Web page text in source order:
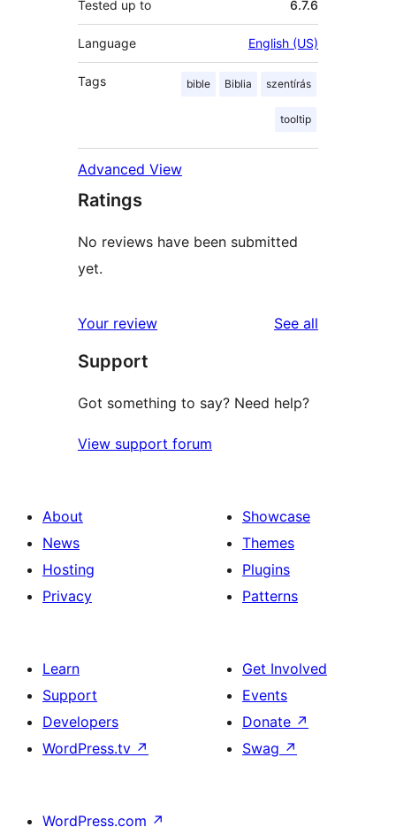
Tested up to 6.7.6
Language English (US)
Tags bible Biblia szentírás
tooltip
Advanced View
Ratings
No reviews have been submitted
yet.
Your review See all
Support
Got something to say? Need help?
View support forum
About
News
Hosting
Privacy
Showcase
Themes
Plugins
Patterns
Learn
Support
Developers
WordPress.tv ↗
Get Involved
Events
Donate ↗
Swag ↗
WordPress.com ↗